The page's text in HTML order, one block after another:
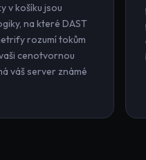
v košíku jsou
na které DAST
rozumí tokům
cenotvornou
váš server známé